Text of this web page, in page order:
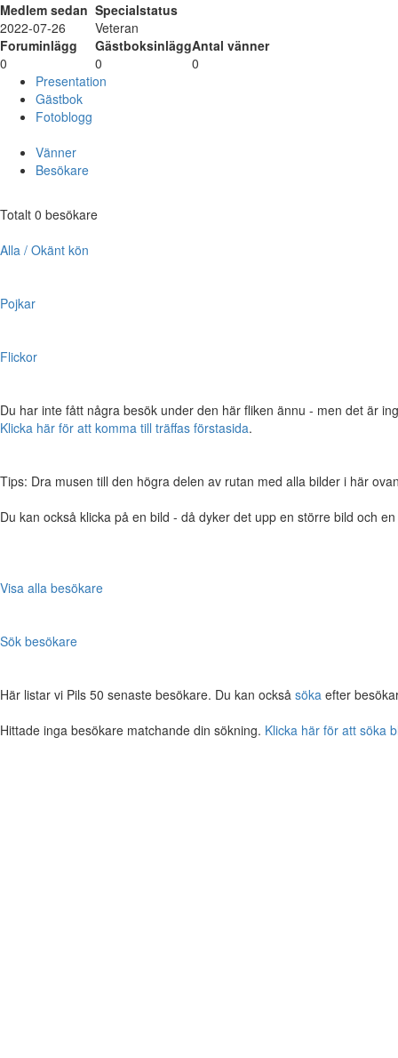
Medlem sedan Specialstatus
2022-07-26
Veteran
Foruminlägg
GästboksinläggAntal vänner
0
0
0
Presentation
Gästbok
Fotoblogg
Vänner
Besökare
Totalt 0 besökare
Alla / Okänt kön
Pojkar
Flickor
Du har inte fått några besök under den här fliken ännu - men det är
Klicka här för att komma till träffas förstasida.
Tips: Dra musen till den högra delen av rutan med alla bilder i här
Du kan också klicka på en bild - då dyker det upp en större bild och
Visa alla besökare
Sök besökare
Här listar vi Pils 50 senaste besökare. Du kan också söka efter
Hittade inga besökare matchande din sökning. Klicka här för att söka